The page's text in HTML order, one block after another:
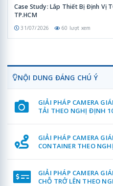
Case Study: Lắp Thiết Bị Định Vị
TP.HCM
31/07/2026 60 lượt xem
NỘI DUNG ĐÁNG CHÚ Ý
GIẢI PHÁP CAMERA
TẢI THEO NGHỊ ĐỊNH
GIẢI PHÁP CAMERA
CONTAINER THEO
GIẢI PHÁP CAMERA
CHỖ TRỞ LÊN THEO